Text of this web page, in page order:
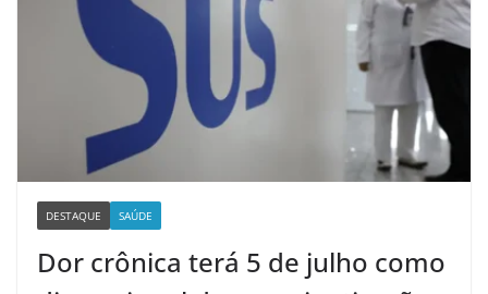
DESTAQUE SAÚDE
Dor crônica terá 5 de julho como